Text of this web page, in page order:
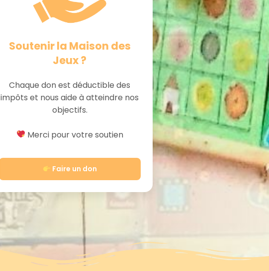
Soutenir la Maison des
Jeux ?
Chaque don est déductible des
impôts et nous aide à atteindre nos
objectifs.
Merci pour votre soutien
Faire un don